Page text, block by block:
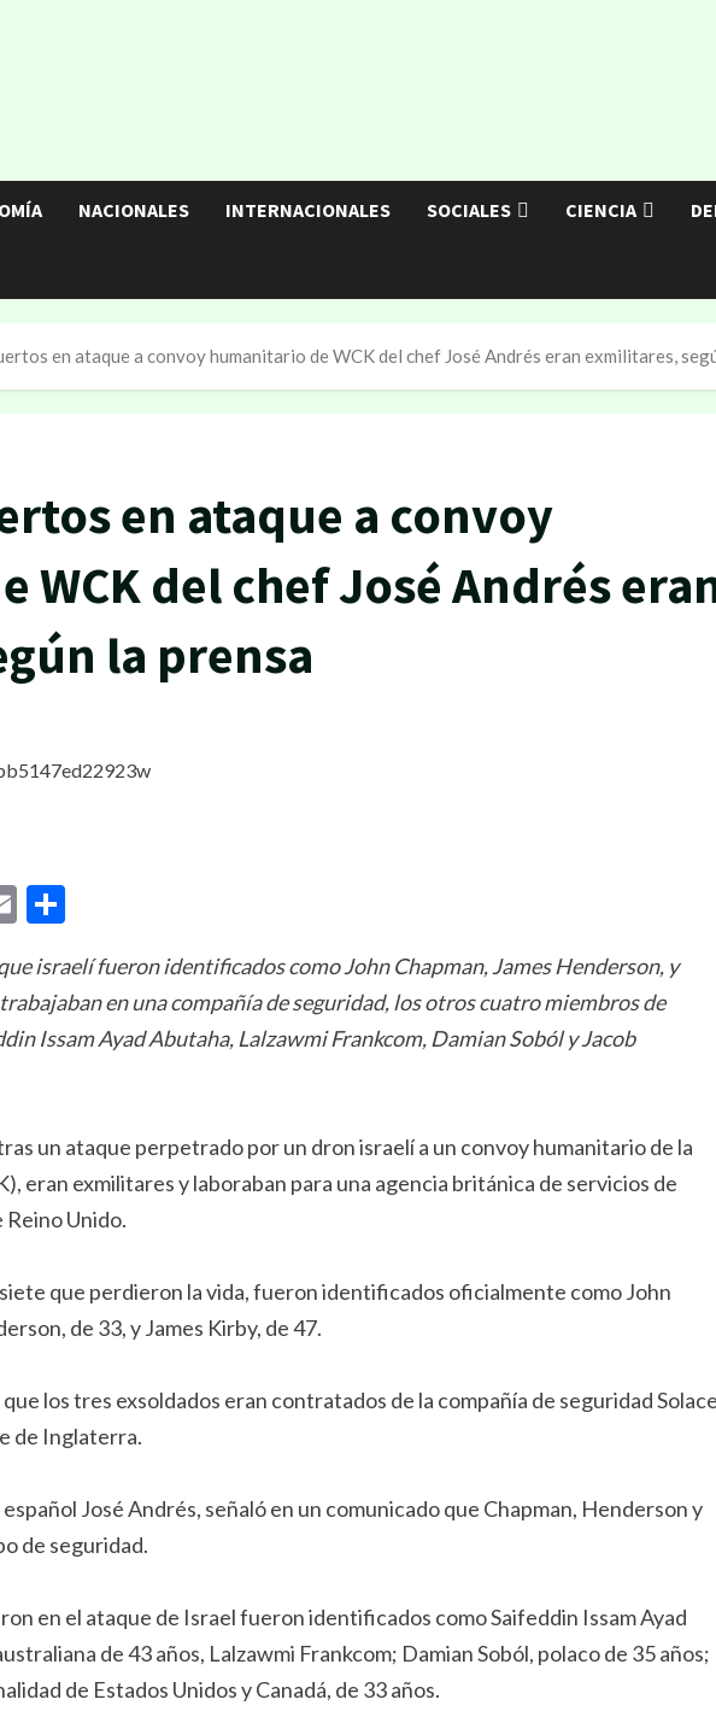
NACIONALES INTERNACIONALES SOCIALES CIENCIA
en ataque a convoy humanitario de WCK del chef José Andrés eran exmilitares,
en ataque a convoy
WCK del chef José Andrés
la prensa
Email
israelí fueron identificados como John Chapman, James Henderson, y
en una compañía de seguridad, los otros cuatro miembros de
Issam Ayad Abutaha, Lalzawmi Frankcom, Damian Soból y Jacob
un ataque perpetrado por un dron israelí a un convoy humanitario de la
eran exmilitares y laboraban para una agencia británica de servicios de
Reino Unido.
que perdieron la vida, fueron identificados oficialmente como John
de 33, y James Kirby, de 47.
los tres exsoldados eran contratados de la compañía de seguridad Solace
de Inglaterra.
José Andrés, señaló en un comunicado que Chapman, Henderson y
de seguridad.
en el ataque de Israel fueron identificados como Saifeddin Issam Ayad
de 43 años, Lalzawmi Frankcom; Damian Soból, polaco de 35 años;
de Estados Unidos y Canadá, de 33 años.